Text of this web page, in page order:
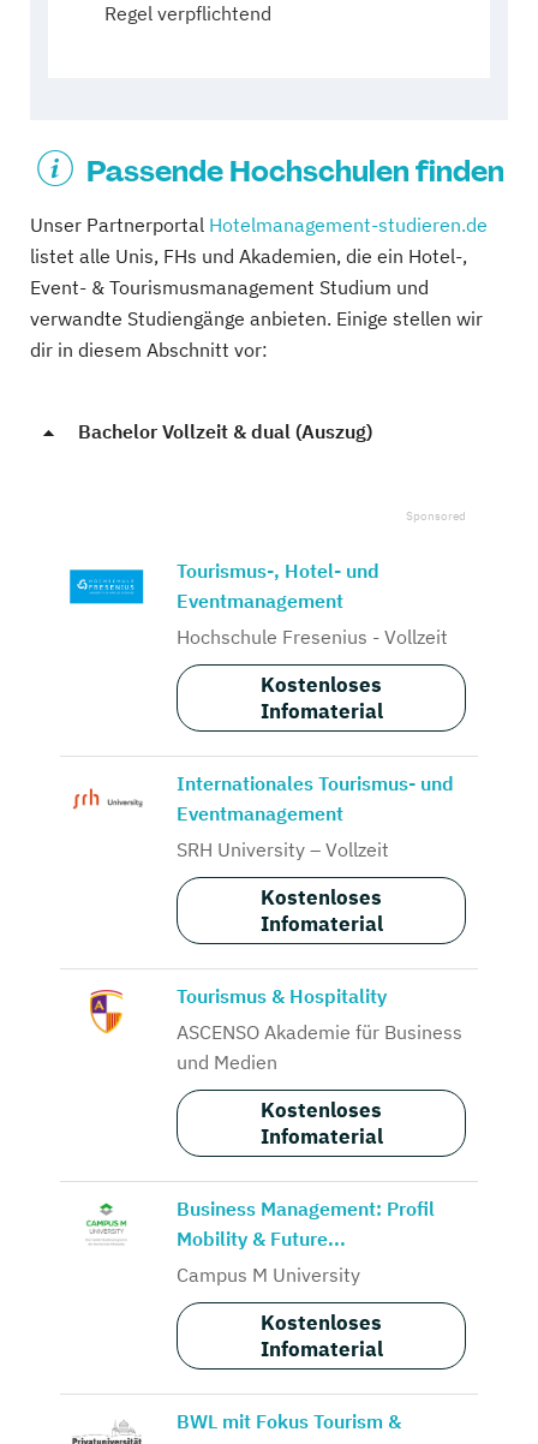
Regel verpflichtend
Passende Hochschulen finden
Unser Partnerportal Hotelmanagement-studieren.de
listet alle Unis, FHs und Akademien, die ein Hotel-,
Event- & Tourismusmanagement Studium und
verwandte Studiengänge anbieten. Einige stellen wir
dir in diesem Abschnitt vor:
Bachelor Vollzeit & dual (Auszug)
Tourismus-, Hotel- und
Eventmanagement
Hochschule Fresenius - Vollzeit
Kostenloses
Infomaterial
Internationales Tourismus- und
Eventmanagement
SRH University – Vollzeit
Kostenloses
Infomaterial
Tourismus & Hospitality
ASCENSO Akademie für Business
und Medien
Kostenloses
Infomaterial
Business Management: Profil
Mobility & Future...
Campus M University
Kostenloses
Infomaterial
BWL mit Fokus Tourism &